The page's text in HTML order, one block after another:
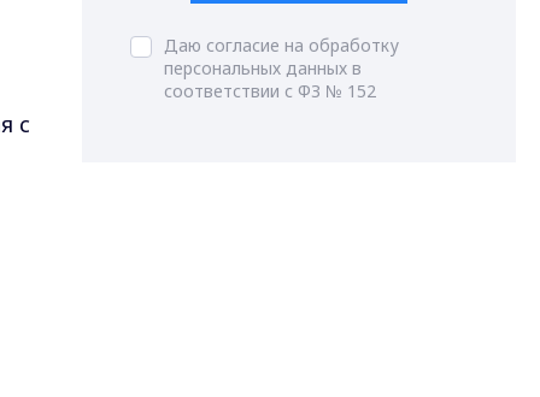
с
Даю согласие на обработку
персональных данных в
соответствии с ФЗ № 152